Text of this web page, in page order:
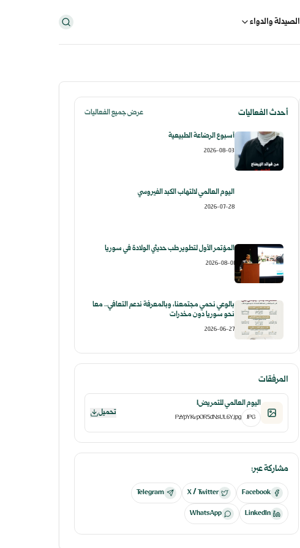
الصيدلة والدواء
أحدث الفعاليات عرض جميع الفعاليات
أسبوع الرضاعة الطبيعية
2026-08-03
اليوم العالمي لالتهاب الكبد الفيروسي
2026-07-28
المؤتمر الأول لتطوير طب حديثي الولادة في سوريا
2026-08-01
بالوعي نحمي مجتمعنا، وبالمعرفة ندعم التعافي.. معاً
نحو سوريا دون مخدرات
2026-06-27
المرفقات
اليوم العالمي للتمريض1
JPG
PzYpYKvpOR5dNsUL6Y.jpg تحميل
مشاركة عبر:
Facebook
X / Twitter
Telegram
LinkedIn
WhatsApp